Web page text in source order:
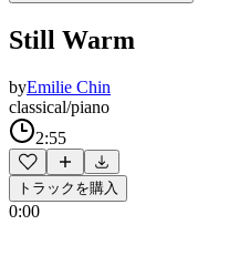
Still Warm
byEmilie Chin
classical/piano
2:55
トラックを購入
0:00